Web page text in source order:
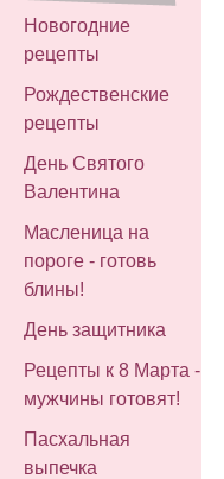
Новогодние
рецепты
Рождественские
рецепты
День Святого
Валентина
Масленица на
пороге - готовь
блины!
День защитника
Рецепты к 8 Марта -
мужчины готовят!
Пасхальная
выпечка